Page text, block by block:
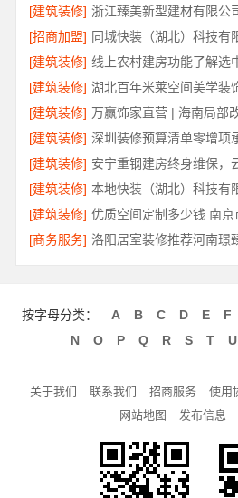
[建筑装修]
[招商加盟]
[建筑装修]
[建筑装修]
[建筑装修]
[建筑装修]
[建筑装修]
[建筑装修]
[建筑装修] 优质空间定制多少钱 南
[商务服务]
按字母分类： A B C D E F
N
O P Q R S T U
关于我们 联系我们 招商服务 使用
网站地图
发布信息